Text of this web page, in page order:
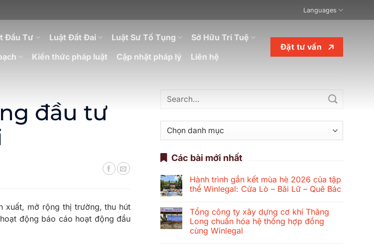
Languages
Đầu Tư Luật Đất Đai Luật Sư Tố Tụng
Sở Hữu Trí Tuệ
Kiến thức pháp luật Cập nhật pháp lý Liên hệ
Đặt tư vấn
đầu tư
xuất, mở rộng thị trường, thu hút
động báo cáo hoạt động đầu
Danh
mục
Các bài mới nhất
Hành trình gắn kết mùa hè 2026 của tập
thể Winlegal: Cửa Lò – Bãi Lữ – Quê Bác
bình
luận
ở
Hành
Tổng công ty xây dựng cơ khí Thăng
Long chuẩn hóa hệ thống hợp đồng
cùng Winlegal